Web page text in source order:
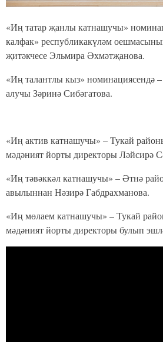
«Иң татар җанлы катнашучы»
калфак» республикакүләм
җитәкчесе Эльмира Әхмәтҗанова.
«Иң талантлы кыз» номинациясендә
алучы Зәринә Сибәгатова.
«Иң актив катнашучы» – Тукай
мәдәният йорты директоры Ләйсирә
«Иң тәвәккәл катнашучы» – Әтнә
авылыннан Нәзирә Габдрахманова.
«Иң мөлаем катнашучы» – Тукай
мәдәният йорты директоры булып